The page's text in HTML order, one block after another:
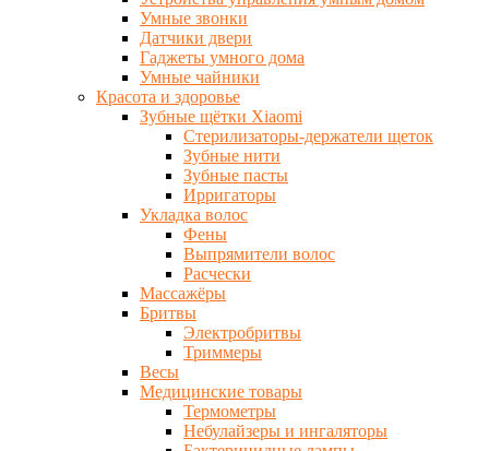
Умные звонки
Датчики двери
Гаджеты умного дома
Умные чайники
Красота и здоровье
Зубные щётки Xiaomi
Стерилизаторы-держатели щеток
Зубные нити
Зубные пасты
Ирригаторы
Укладка волос
Фены
Выпрямители волос
Расчески
Массажёры
Бритвы
Электробритвы
Триммеры
Весы
Медицинские товары
Термометры
Небулайзеры и ингаляторы